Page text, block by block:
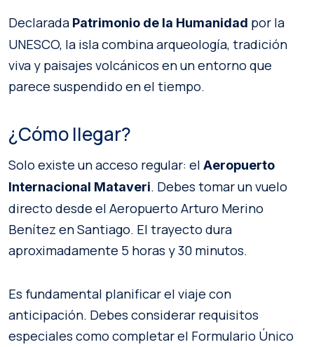
Declarada Patrimonio de la Humanidad por la
UNESCO, la isla combina arqueología, tradición
viva y paisajes volcánicos en un entorno que
parece suspendido en el tiempo.
¿Cómo llegar?
Solo existe un acceso regular: el Aeropuerto
Internacional Mataveri. Debes tomar un vuelo
directo desde el Aeropuerto Arturo Merino
Benítez en Santiago. El trayecto dura
aproximadamente 5 horas y 30 minutos.
Es fundamental planificar el viaje con
anticipación. Debes considerar requisitos
especiales como completar el Formulario Único